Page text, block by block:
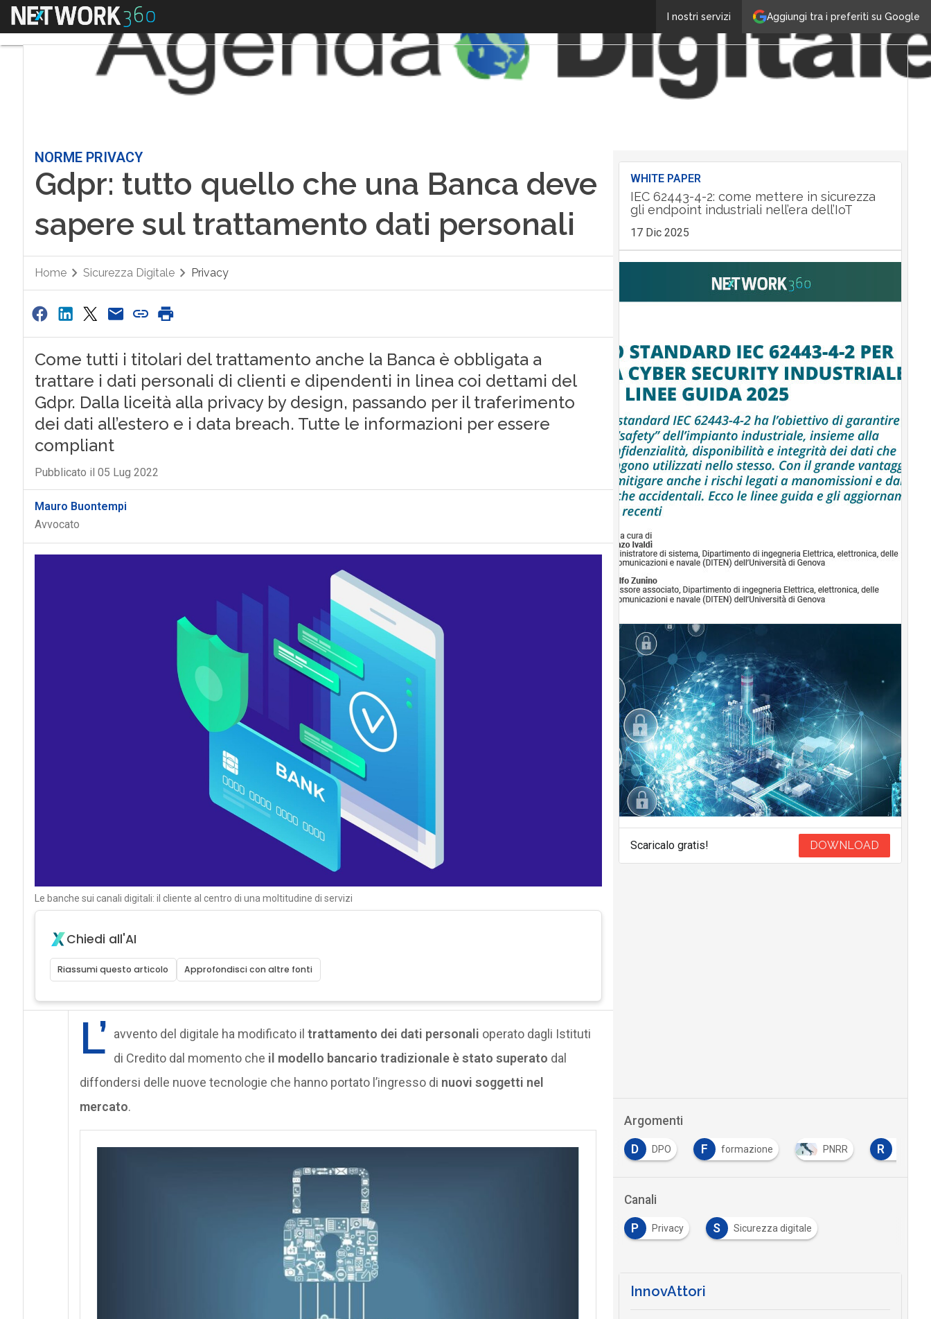
Aggiungi tra i preferiti su Google
I nostri servizi
Menu
NORME PRIVACY
Gdpr: tutto quello che una Banca deve
sapere sul trattamento dati personali
Home Sicurezza Digitale Privacy
Come tutti i titolari del trattamento anche la Banca è obbligata a
trattare i dati personali di clienti e dipendenti in linea coi dettami del
Gdpr. Dalla liceità alla privacy by design, passando per il traferimento
dei dati all’estero e i data breach. Tutte le informazioni per essere
compliant
Pubblicato il 05 Lug 2022
Mauro Buontempi
Avvocato
Le banche sui canali digitali: il cliente al centro di una moltitudine di servizi
Chiedi all'AI
Riassumi questo articolo Approfondisci con altre fonti
L’ avvento del digitale ha modificato il trattamento dei dati personali operato dagli Istituti
di Credito dal momento che il modello bancario tradizionale è stato superato dal
diffondersi delle nuove tecnologie che hanno portato l’ingresso di nuovi soggetti nel
mercato.
WHITE PAPER
IEC 62443-4-2: come mettere in sicurezza
gli endpoint industriali nell’era dell’IoT
17 Dic 2025
Scaricalo gratis! DOWNLOAD
Argomenti
D dati personali D DPO F formazione PNRR R
Canali
P Privacy S Sicurezza digitale
InnovAttori